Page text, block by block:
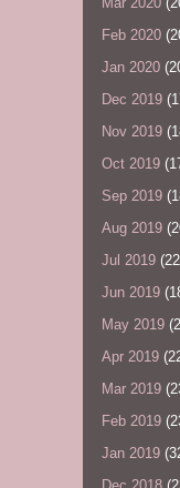
Feb 2020
Jan 2020
Dec 2019
Nov 2019
Oct 2019
Sep 2019
Aug 2019
Jul 2019
Jun 2019
May 2019
Apr 2019
Mar 2019
Feb 2019
Jan 2019